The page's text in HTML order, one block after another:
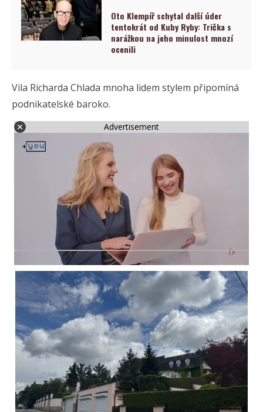
Oto Klempíř schytal další úder
tentokrát od Kuby Ryby: Trička s
narážkou na jeho minulost mnozí
ocenili
Vila Richarda Chlada mnoha lidem stylem připomíná
podnikatelské baroko.
Advertisement